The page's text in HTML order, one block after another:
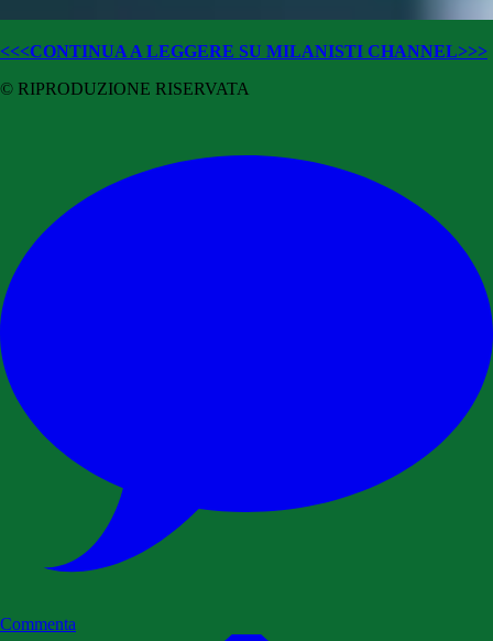
<<<CONTINUA A LEGGERE SU MILANISTI CHANNEL>>>
© RIPRODUZIONE RISERVATA
Commenta